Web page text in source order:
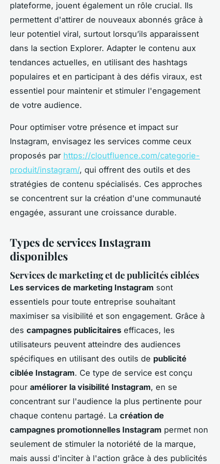
plateforme, jouent également un rôle crucial. Ils
permettent d'attirer de nouveaux abonnés grâce à
leur potentiel viral, surtout lorsqu’ils apparaissent
dans la section Explorer. Adapter le contenu aux
tendances actuelles, en utilisant des hashtags
populaires et en participant à des défis viraux, est
essentiel pour maintenir et stimuler l'engagement
de votre audience.
Pour optimiser votre présence et impact sur
Instagram, envisagez les services comme ceux
proposés par https://cloutfluence.com/categorie-
produit/instagram/, qui offrent des outils et des
stratégies de contenu spécialisés. Ces approches
se concentrent sur la création d'une communauté
engagée, assurant une croissance durable.
Types de services Instagram
disponibles
Services de marketing et de publicités ciblées
Les services de marketing Instagram sont
essentiels pour toute entreprise souhaitant
maximiser sa visibilité et son engagement. Grâce à
des campagnes publicitaires efficaces, les
utilisateurs peuvent atteindre des audiences
spécifiques en utilisant des outils de publicité
ciblée Instagram. Ce type de service est conçu
pour améliorer la visibilité Instagram, en se
concentrant sur l'audience la plus pertinente pour
chaque contenu partagé. La création de
campagnes promotionnelles Instagram permet non
seulement de stimuler la notoriété de la marque,
mais aussi d'inciter à l'action grâce à des publicités